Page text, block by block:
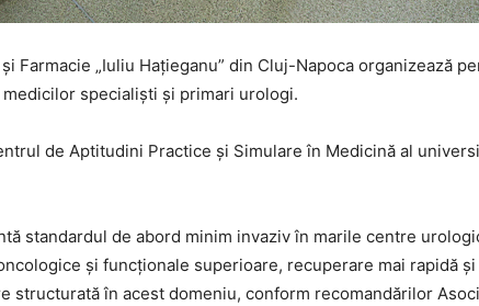
Farmacie „Iuliu Hațieganu” din Cluj-Napoca organizează
specialiști și primari urologi.
de Aptitudini Practice și Simulare în Medicină al
standardul de abord minim invaziv în marile centre
și funcționale superioare, recuperare mai rapidă
structurată în acest domeniu, conform recomandărilor